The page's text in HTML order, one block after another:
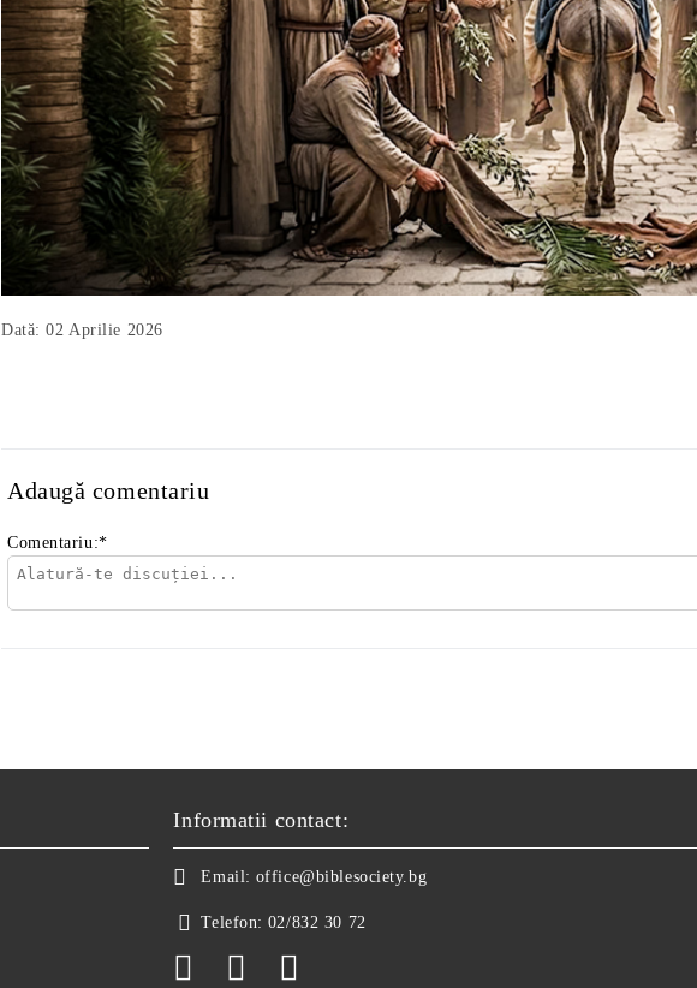
Dată: 02 Aprilie 2026
Adaugă comentariu
Comentariu:*
Informatii contact:
Email: office@biblesociety.bg
Telefon: 02/832 30 72